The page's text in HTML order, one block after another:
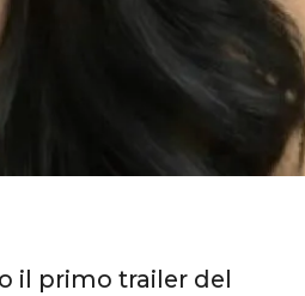
il primo trailer del